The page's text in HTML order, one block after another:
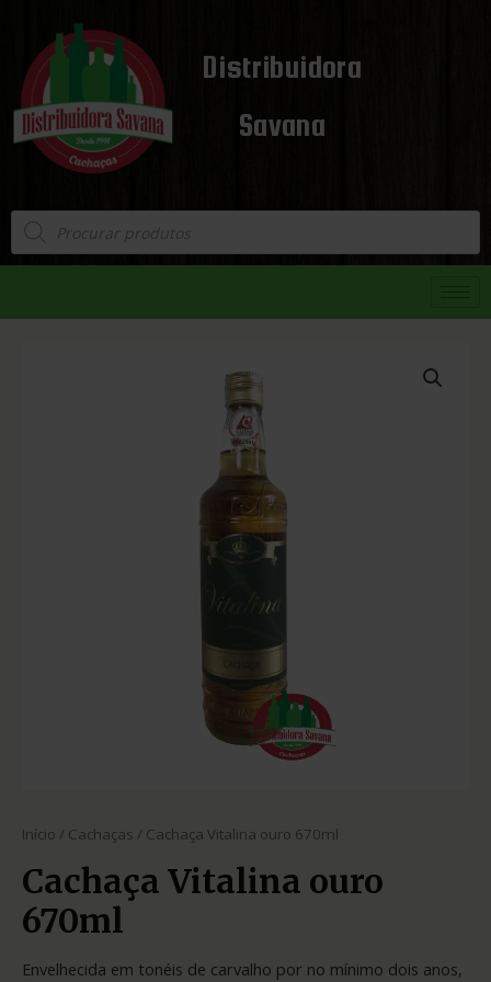
Distribuidora
Savana
Início / Cachaças / Cachaça Vitalina ouro 670ml
Cachaça Vitalina ouro
670ml
Envelhecida em tonéis de carvalho por no mínimo dois anos,